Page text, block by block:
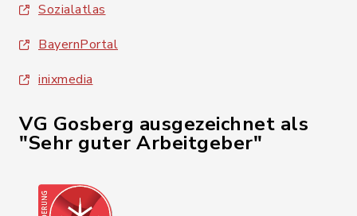
Sozialatlas
BayernPortal
inixmedia
VG Gosberg ausgezeichnet als
"Sehr guter Arbeitgeber"